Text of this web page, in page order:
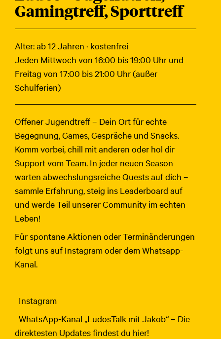
Gamingtreff, Sporttreff
Alter: ab 12 Jahren · kostenfrei
Jeden Mittwoch von 16:00 bis 19:00 Uhr und
Freitag von 17:00 bis 21:00 Uhr (außer
Schulferien)
Offener Jugendtreff – Dein Ort für echte
Begegnung, Games, Gespräche und Snacks.
Komm vorbei, chill mit anderen oder hol dir
Support vom Team. In jeder neuen Season
warten abwechslungsreiche Quests auf dich –
sammle Erfahrung, steig ins Leaderboard auf
und werde Teil unserer Community im echten
Leben!
Für spontane Aktionen oder Terminänderungen
folgt uns auf Instagram oder dem Whatsapp-
Kanal.
Instagram
WhatsApp-Kanal „LudosTalk mit Jakob“ – Die
direktesten Updates findest du hier!